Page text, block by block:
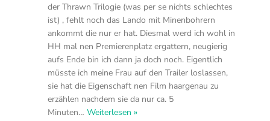
der Thrawn Trilogie (was per se nichts schlechtes
ist) , fehlt noch das Lando mit Minenbohrern
ankommt die nur er hat. Diesmal werd ich wohl in
HH mal nen Premierenplatz ergattern, neugierig
aufs Ende bin ich dann ja doch noch. Eigentlich
müsste ich meine Frau auf den Trailer loslassen,
sie hat die Eigenschaft nen Film haargenau zu
erzählen nachdem sie da nur ca. 5
Minuten… Weiterlesen »